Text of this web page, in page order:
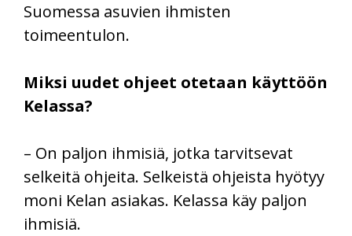
Suomessa asuvien ihmisten
toimeentulon.
Miksi uudet ohjeet otetaan käyttöön
Kelassa?
– On paljon ihmisiä, jotka tarvitsevat
selkeitä ohjeita. Selkeistä ohjeista hyötyy
moni Kelan asiakas. Kelassa käy paljon
ihmisiä.